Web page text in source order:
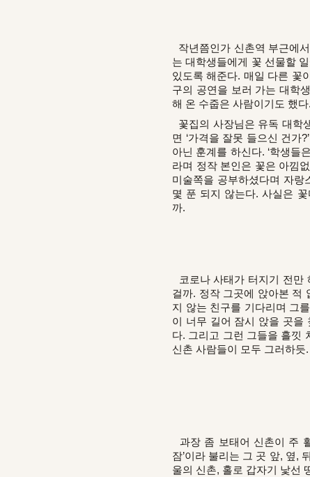
작년쯤인가 신촌역 부근에
는 대학생들에게 꽃 선물할
있도록 해준다. 매일 다른 꽃
구의 공연을 보러 가는 대학
해 온 수줍은 사람이기도 했다.
꽃집의 사장님은 유독 대학
면 ‘가격을 잘못 들으신 건가
아닌 훈계를 하신다. ‘학생들
라며 정작 본인은 꽃은 아낌
미술쪽을 공부하셨다며 자랑
몇 푼 되지 않는다. 사실은
까.
코로나 사태가 터지기 전만
걸까. 정작 그곳에 앉아본 적
지 않는 친구를 기다리며 그
이 너무 길어 잠시 앉을 곳을
다. 그리고 그런 그들을 흘낏
신촌 사람들이 모두 그러하듯.
과장 좀 보태어 신촌이 주
잠’이라 불리는 그 곳 앞, 옆,
울의 신촌, 홀로 갑자기 낯선